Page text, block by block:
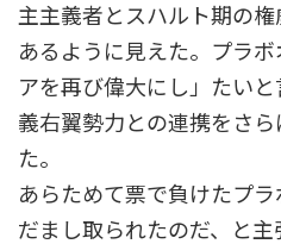
主主義者とスハルト期の
あるように見えた。プラ
アを再び偉大にし」たい
義右翼勢力との連携をさ
た。
あらためて票で負けたプ
だまし取られたのだ、と